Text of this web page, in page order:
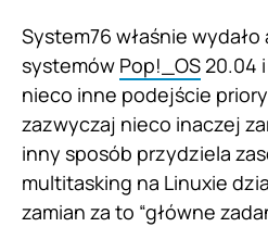
System76 właśnie
systemów Pop!_OS20.04 i
nieco inne podejście
zazwyczaj nieco inaczej
inny sposób przydziela
multitasking na Linuxie
zamian za to “główne